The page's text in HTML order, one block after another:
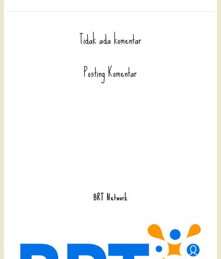
Tidak ada komentar
Posting Komentar
BRT Network